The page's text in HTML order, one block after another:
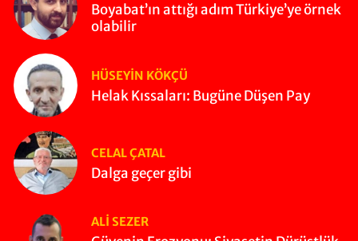
Boyabat’ın attığı adım Türkiye’ye örnek
olabilir
HÜSEYIN KÖKÇÜ
Helak Kıssaları: Bugüne Düşen Pay
CELAL ÇATAL
Dalga geçer gibi
ALI SEZER